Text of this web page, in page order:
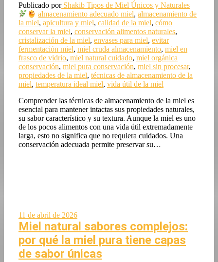
Publicado porShakib Tipos de Miel Únicos y Naturales
almacenamiento adecuado miel,almacenamiento de
la miel, apicultura y miel, calidad de la miel, cómo
conservar la miel, conservación alimentos naturales,
cristalización de la miel, envases para miel, evitar
fermentación miel, miel cruda almacenamiento, miel en
frasco de vidrio, miel natural cuidado, miel orgánica
conservación, miel pura conservación, miel sin procesar,
propiedades de la miel, técnicas de almacenamiento de la
miel, temperatura ideal miel, vida útil de la miel
Comprender las técnicas de almacenamiento de la miel es
esencial para mantener intactas sus propiedades naturales,
su sabor característico y su textura. Aunque la miel es uno
de los pocos alimentos con una vida útil extremadamente
larga, esto no significa que no requiera cuidados. Una
conservación adecuada permite preservar su…
11 de abril de 2026
Miel natural sabores complejos:
por qué la miel pura tiene capas
de sabor únicas